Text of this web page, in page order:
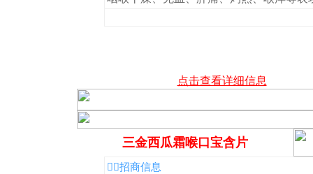
点击查看详细信息
三金西瓜霜喉口宝含片
◆招商信息